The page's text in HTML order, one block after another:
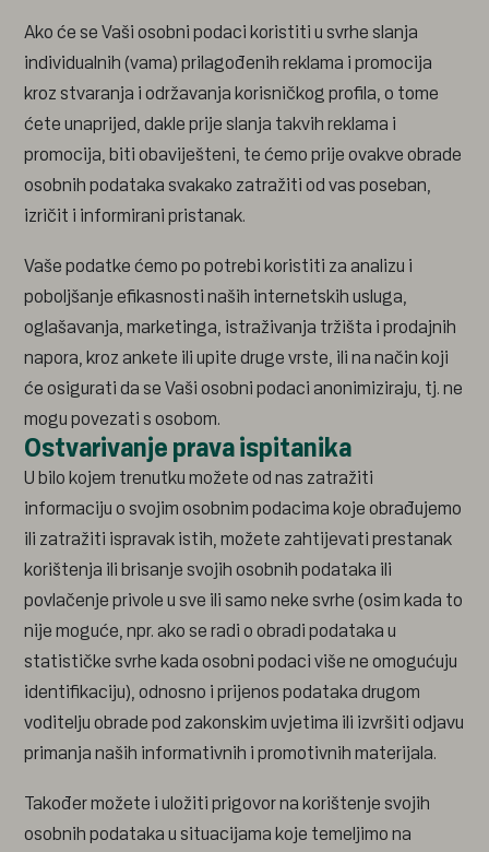
Ako će se Vaši osobni podaci koristiti u svrhe slanja
individualnih (vama) prilagođenih reklama i promocija
kroz stvaranja i održavanja korisničkog profila, o tome
ćete unaprijed, dakle prije slanja takvih reklama i
promocija, biti obaviješteni, te ćemo prije ovakve obrade
osobnih podataka svakako zatražiti od vas poseban,
izričit i informirani pristanak.
Vaše podatke ćemo po potrebi koristiti za analizu i
poboljšanje efikasnosti naših internetskih usluga,
oglašavanja, marketinga, istraživanja tržišta i prodajnih
napora, kroz ankete ili upite druge vrste, ili na način koji
će osigurati da se Vaši osobni podaci anonimiziraju, tj. ne
mogu povezati s osobom.
Ostvarivanje prava ispitanika
U bilo kojem trenutku možete od nas zatražiti
informaciju o svojim osobnim podacima koje obrađujemo
ili zatražiti ispravak istih, možete zahtijevati prestanak
korištenja ili brisanje svojih osobnih podataka ili
povlačenje privole u sve ili samo neke svrhe (osim kada to
nije moguće, npr. ako se radi o obradi podataka u
statističke svrhe kada osobni podaci više ne omogućuju
identifikaciju), odnosno i prijenos podataka drugom
voditelju obrade pod zakonskim uvjetima ili izvršiti odjavu
primanja naših informativnih i promotivnih materijala.
Također možete i uložiti prigovor na korištenje svojih
osobnih podataka u situacijama koje temeljimo na